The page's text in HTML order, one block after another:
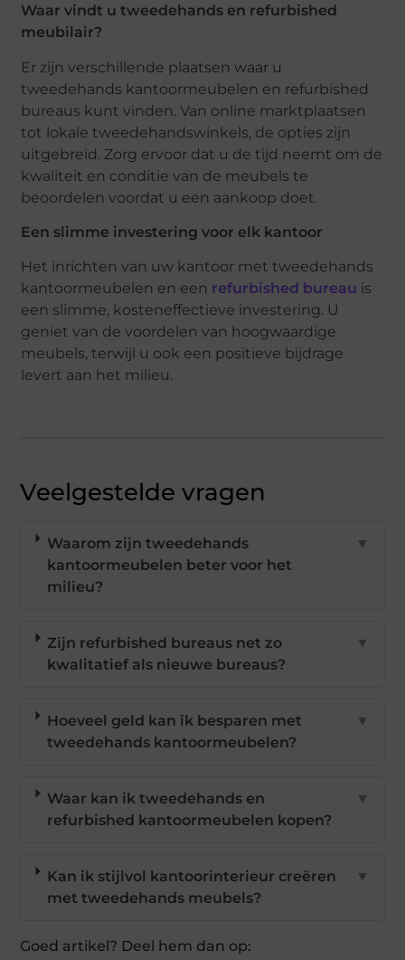
Waar vindt u tweedehands en refurbished
meubilair?
Er zijn verschillende plaatsen waar u
tweedehands kantoormeubelen en refurbished
bureaus kunt vinden. Van online marktplaatsen
tot lokale tweedehandswinkels, de opties zijn
uitgebreid. Zorg ervoor dat u de tijd neemt om de
kwaliteit en conditie van de meubels te
beoordelen voordat u een aankoop doet.
Een slimme investering voor elk kantoor
Het inrichten van uw kantoor met tweedehands
kantoormeubelen en een refurbished bureau is
een slimme, kosteneffectieve investering. U
geniet van de voordelen van hoogwaardige
meubels, terwijl u ook een positieve bijdrage
levert aan het milieu.
Veelgestelde vragen
Waarom zijn tweedehands
kantoormeubelen beter voor het
milieu?
▼
Zijn refurbished bureaus net zo
kwalitatief als nieuwe bureaus?
▼
Hoeveel geld kan ik besparen met
tweedehands kantoormeubelen?
▼
Waar kan ik tweedehands en
refurbished kantoormeubelen kopen?
▼
Kan ik stijlvol kantoorinterieur creëren
met tweedehands meubels?
▼
Goed artikel? Deel hem dan op: